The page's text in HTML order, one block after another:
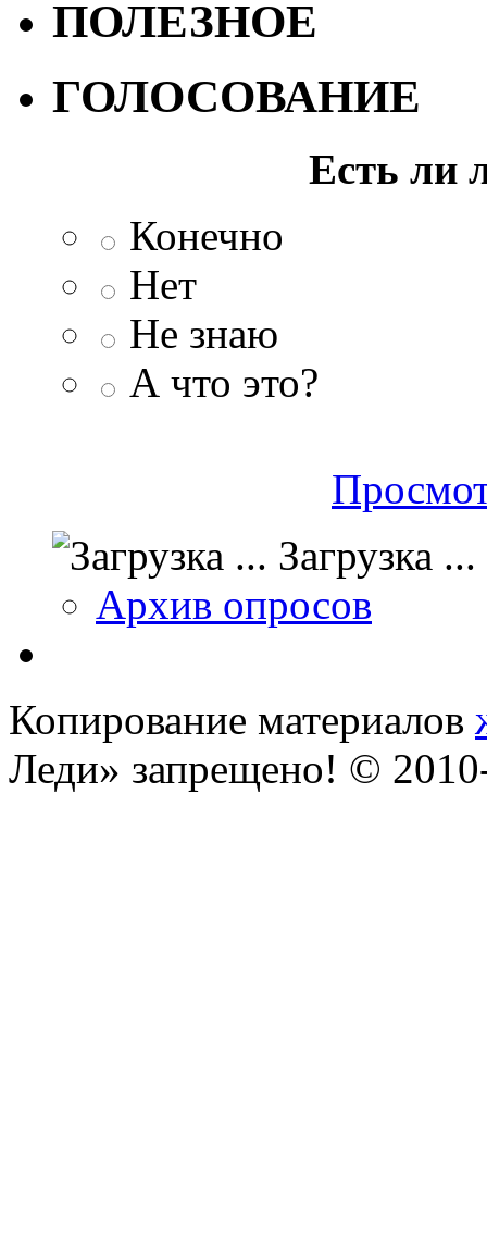
ПОЛЕЗНОЕ
ГОЛОСОВАНИЕ
Есть ли
Конечно
Нет
Не знаю
А что это?
Загрузка ...
Архив опросов
Копирование материалов
Леди» запрещено! ©